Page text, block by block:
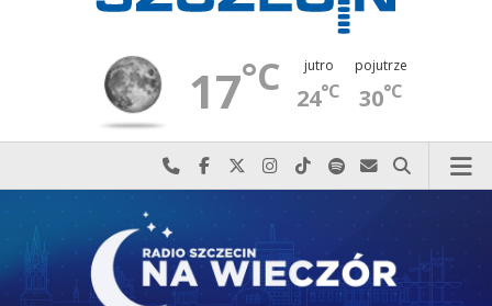
17°C jutro
24°C
pojutrze
30°C
Najlepiej po prostu do nas zadzwoń
Odwiedź nas na Facebook-u
Odwiedź nas na X
Odwiedź nas na Instagram-ie
Odwiedź nas na TikTok-u
Szukaj nas na Spotify
Wyślij do nas
Szukaj